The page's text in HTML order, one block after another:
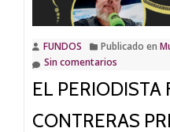
FUNDOS Publicado en
Sin comentarios
EL PERIODISTA
CONTRERAS